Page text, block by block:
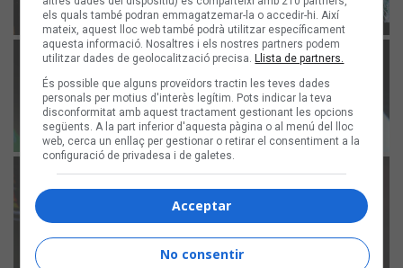
els quals també podran emmagatzemar-la o accedir-hi. Així
mateix, aquest lloc web també podrà utilitzar específicament
aquesta informació. Nosaltres i els nostres partners podem
utilitzar dades de geolocalització precisa. Llista de partners.
És possible que alguns proveïdors tractin les teves dades
personals per motius d'interès legítim. Pots indicar la teva
disconformitat amb aquest tractament gestionant les opcions
següents. A la part inferior d'aquesta pàgina o al menú del lloc
web, cerca un enllaç per gestionar o retirar el consentiment a la
configuració de privadesa i de galetes.
Acceptar
No consentir